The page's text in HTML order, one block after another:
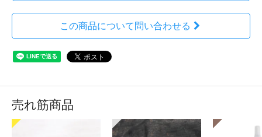
この商品について問い合わせる
売れ筋商品